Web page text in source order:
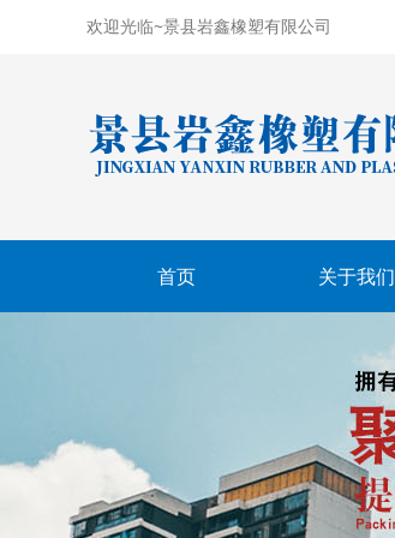
欢迎光临~景县岩鑫橡塑有限公司
首页 关于我们